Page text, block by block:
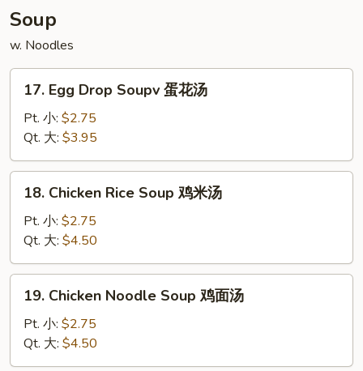
Sauce
芝
麻
冷
Soup
w. Noodles
Egg
Drop
Soupv
蛋
花
17. Egg Drop Soupv 蛋花汤
Pt. 小: $2.75
Qt. 大: $3.95
Chicken
Rice
Soup
鸡
米
18. Chicken Rice Soup 鸡米汤
Pt. 小: $2.75
Qt. 大: $4.50
Chicken
Noodle
Soup
鸡
19. Chicken Noodle Soup 鸡面汤
Pt. 小: $2.75
Qt. 大: $4.50